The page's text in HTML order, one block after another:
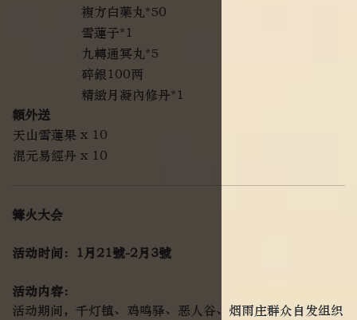
複方白藥丸*50
雪蓮子*1
九轉通冥丸*5
碎銀100两
精緻月凝內修丹*1
額外送
天山雪蓮果 x 10
混元易經丹 x 10
篝火大会
活动时间：1月21號-2月3號
活动内容：
活动期间，千灯镇、鸡鸣驿、恶人谷、烟雨庄群众自发组织